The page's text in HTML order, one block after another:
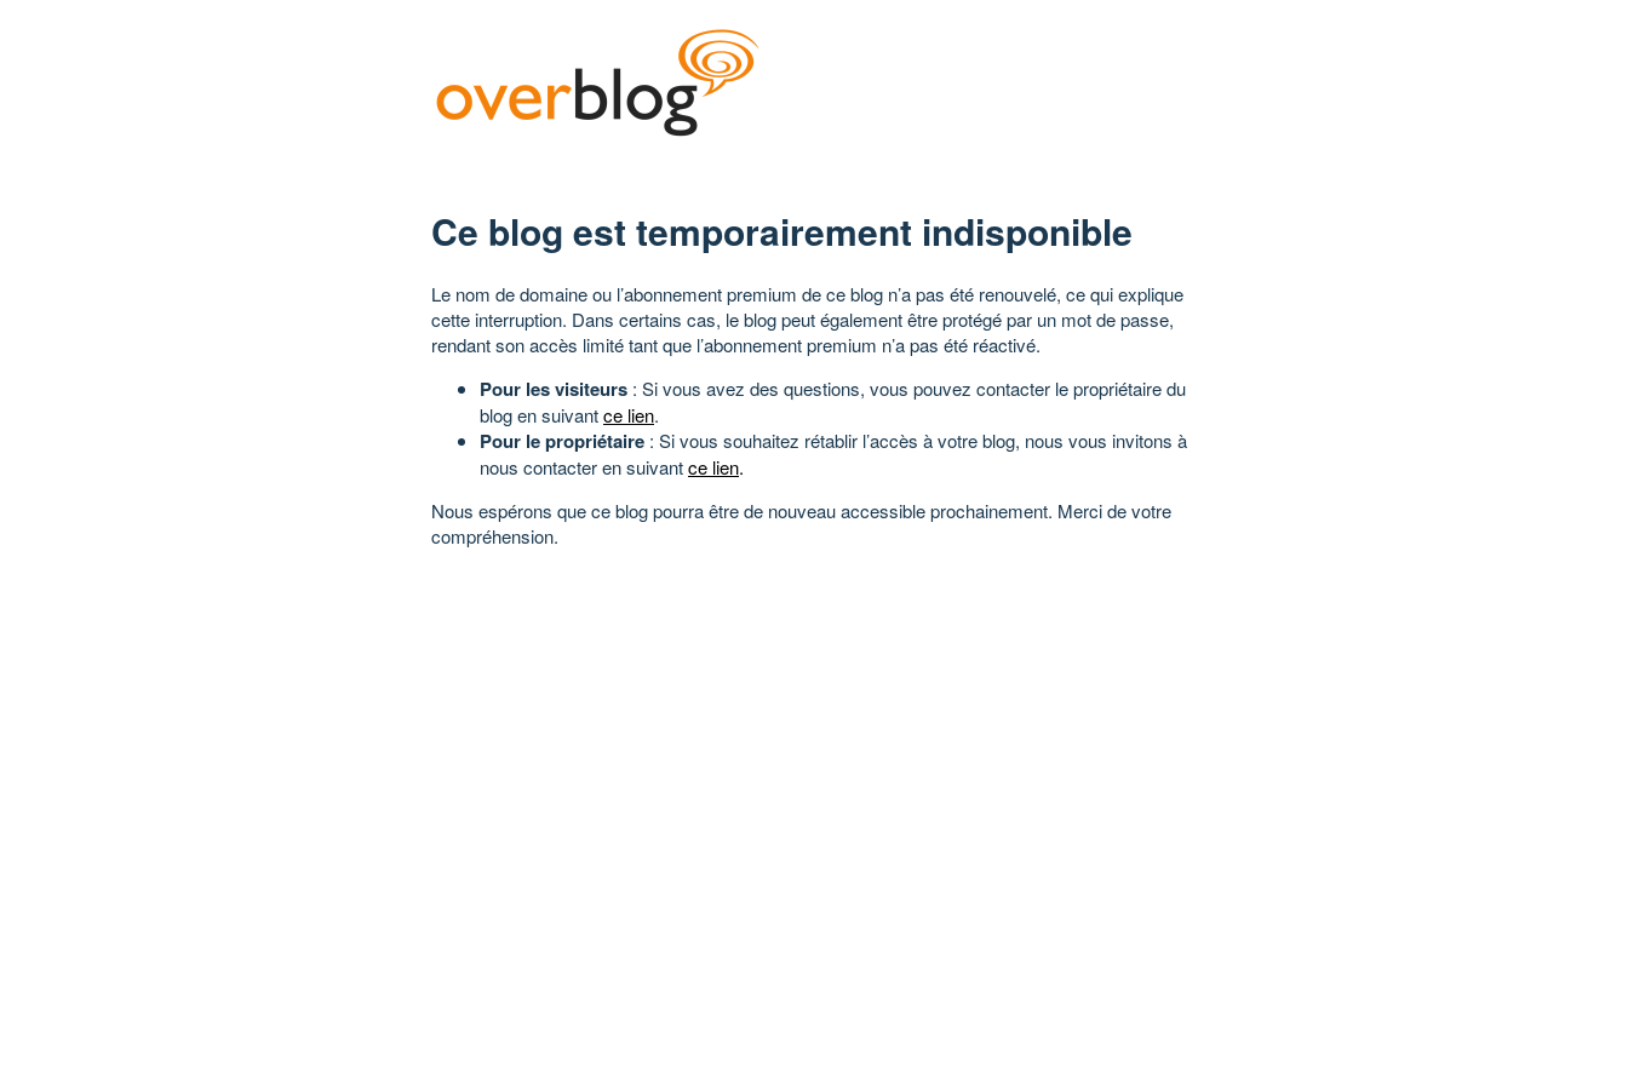
Ce blog est temporairement indisponible
Le nom de domaine ou l’abonnement premium de ce blog n’a pas été renouvelé, ce qui explique
cette interruption. Dans certains cas, le blog peut également être protégé par un mot de passe,
rendant son accès limité tant que l’abonnement premium n’a pas été réactivé.
Pour les visiteurs : Si vous avez des questions, vous pouvez contacter le propriétaire du
blog en suivantce lien.
Pour le propriétaire : Si vous souhaitez rétablir l’accès à votre blog, nous vous invitons à
nous contacter en suivantce lien.
Nous espérons que ce blog pourra être de nouveau accessible prochainement. Merci de votre
compréhension.